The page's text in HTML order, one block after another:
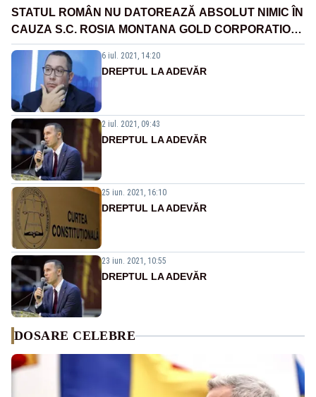
STATUL ROMÂN NU DATOREAZĂ ABSOLUT NIMIC ÎN
CAUZA S.C. ROSIA MONTANA GOLD CORPORATION
S.A.
6 iul. 2021, 14:20
DREPTUL LA ADEVĂR
2 iul. 2021, 09:43
DREPTUL LA ADEVĂR
25 iun. 2021, 16:10
DREPTUL LA ADEVĂR
23 iun. 2021, 10:55
DREPTUL LA ADEVĂR
DOSARE CELEBRE